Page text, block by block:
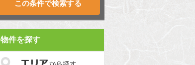
物件を探す